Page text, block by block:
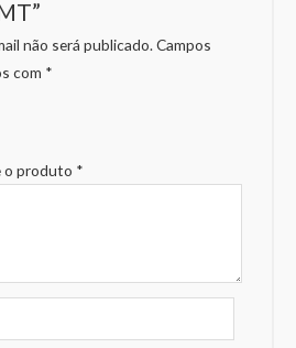
não será publicado. Campos
com *
o produto *